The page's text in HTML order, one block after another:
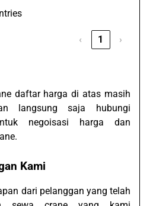
‹ 1 ›
daftar harga di atas masih
langsung saja hubungi
negoisasi harga dan
Kami
dari pelanggan yang telah